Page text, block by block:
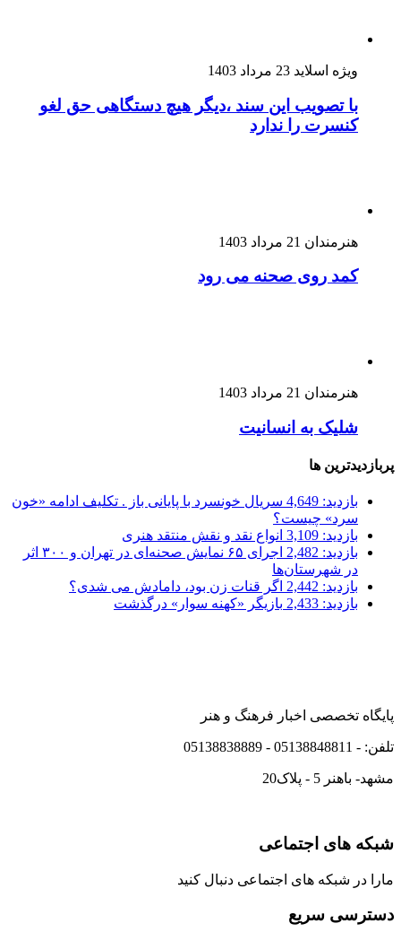
ویژه اسلاید 23 مرداد 1403
با تصویب این سند ،دیگر هیچ دستگاهی حق لغو
کنسرت را ندارد
هنرمندان 21 مرداد 1403
کمد روی صحنه می رود
هنرمندان 21 مرداد 1403
شلیک به انسانیت
پربازدیدترین ها
بازدید: 4,649
سریال خونسرد با پایانی باز . تکلیف ادامه «خون
سرد» چیست؟
بازدید: 3,109
انواع نقد و نقش منتقد هنری
بازدید: 2,482
اجرای ۶۵ نمایش صحنه‌ای در تهران و ۳۰۰ اثر
در شهرستان‌ها
بازدید: 2,442
اگر قنات زن بود، دامادش می شدی؟
بازدید: 2,433
بازیگر «کهنه سوار» درگذشت
پایگاه تخصصی اخبار فرهنگ و هنر
تلفن: - 05138848811 - 05138838889
مشهد- باهنر 5 - پلاک20
شبکه های اجتماعی
مارا در شبکه های اجتماعی دنبال کنید
دسترسی سریع